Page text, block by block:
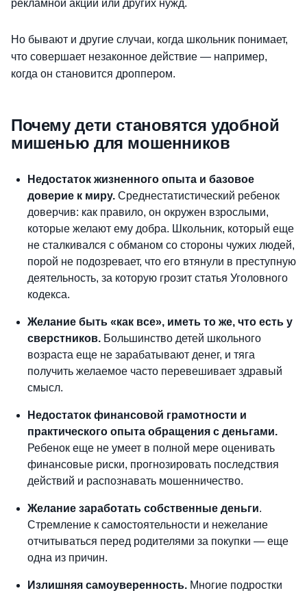
рекламной акции или других нужд.
Но бывают и другие случаи, когда школьник понимает,
что совершает незаконное действие — например,
когда он становится дроппером.
Почему дети становятся удобной
мишенью для мошенников
Недостаток жизненного опыта и базовое
доверие к миру. Среднестатистический ребенок
доверчив: как правило, он окружен взрослыми,
которые желают ему добра. Школьник, который еще
не сталкивался с обманом со стороны чужих людей,
порой не подозревает, что его втянули в преступную
деятельность, за которую грозит статья Уголовного
кодекса.
Желание быть «как все», иметь то же, что есть у
сверстников. Большинство детей школьного
возраста еще не зарабатывают денег, и тяга
получить желаемое часто перевешивает здравый
смысл.
Недостаток финансовой грамотности и
практического опыта обращения с деньгами.
Ребенок еще не умеет в полной мере оценивать
финансовые риски, прогнозировать последствия
действий и распознавать мошенничество.
Желание заработать собственные деньги.
Стремление к самостоятельности и нежелание
отчитываться перед родителями за покупки — еще
одна из причин.
Излишняя самоуверенность. Многие подростки